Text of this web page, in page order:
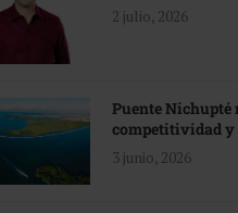
2 julio, 2026
Puente
competitividad
3 junio, 2026